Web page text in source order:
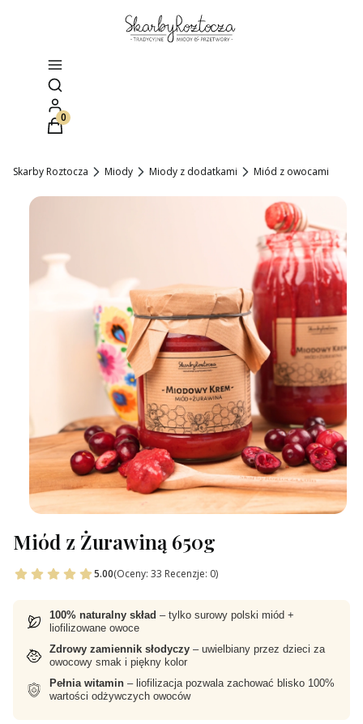
Otwórz wyszukiwarkę
Produkty w koszyku: 0. Zobacz szczegóły
Skarby Roztocza Miody Miody z dodatkami Miód z owocami
Miód z Żurawiną 650g
5.00(Oceny: 33 Recenzje: 0)
100% naturalny skład – tylko surowy polski miód +
liofilizowane owoce
Zdrowy zamiennik słodyczy – uwielbiany przez dzieci za
owocowy smak i piękny kolor
Pełnia witamin – liofilizacja pozwala zachować blisko 100%
wartości odżywczych owoców